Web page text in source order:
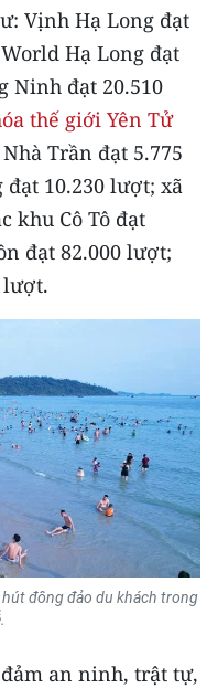
Vịnh Hạ Long đạt
Hạ Long đạt
Ninh đạt 20.510
thế giới Yên Tử
Trần đạt 5.775
10.230 lượt; xã
khu Cô Tô đạt
đạt 82.000 lượt;
lượt.
hút đông đảo du khách trong
an ninh, trật tự,